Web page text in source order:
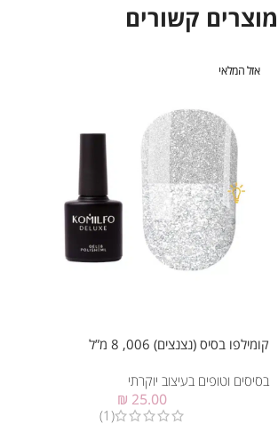
מוצרים קשורים
אזל המלאי
קומילפו בסיס (נצנצים) 006, 8 מ”ל
בסיסים וטופים בעיצוב יוקרתי
₪ 25.00
(1)